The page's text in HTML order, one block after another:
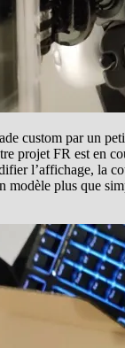
custom par un
projet FR est en
l’affichage, la
modèle plus que